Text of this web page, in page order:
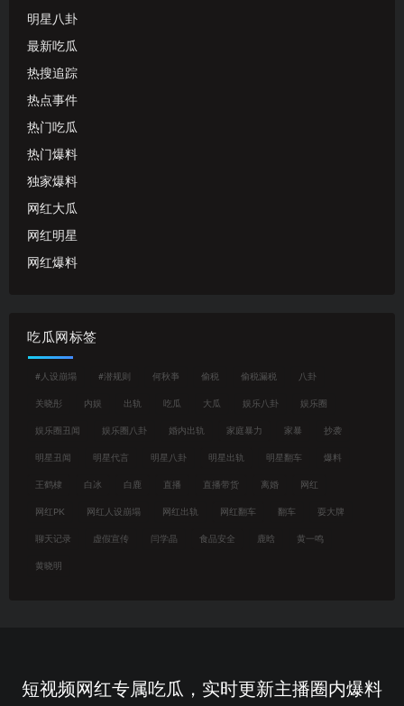
明星八卦
最新吃瓜
热搜追踪
热点事件
热门吃瓜
热门爆料
独家爆料
网红大瓜
网红明星
网红爆料
吃瓜网标签
#人设崩塌 #潜规则 何秋亊 偷税 偷税漏税 八卦
关晓彤 内娱 出轨 吃瓜 大瓜 娱乐八卦 娱乐圈
娱乐圈丑闻 娱乐圈八卦 婚内出轨 家庭暴力 家暴 抄袭
明星丑闻 明星代言 明星八卦 明星出轨 明星翻车 爆料
王鹤棣 白冰 白鹿 直播 直播带货 离婚 网红
网红PK 网红人设崩塌 网红出轨 网红翻车 翻车 耍大牌
聊天记录 虚假宣传 闫学晶 食品安全 鹿晗 黄一鸣
黄晓明
短视频网红专属吃瓜，实时更新主播圈内爆料